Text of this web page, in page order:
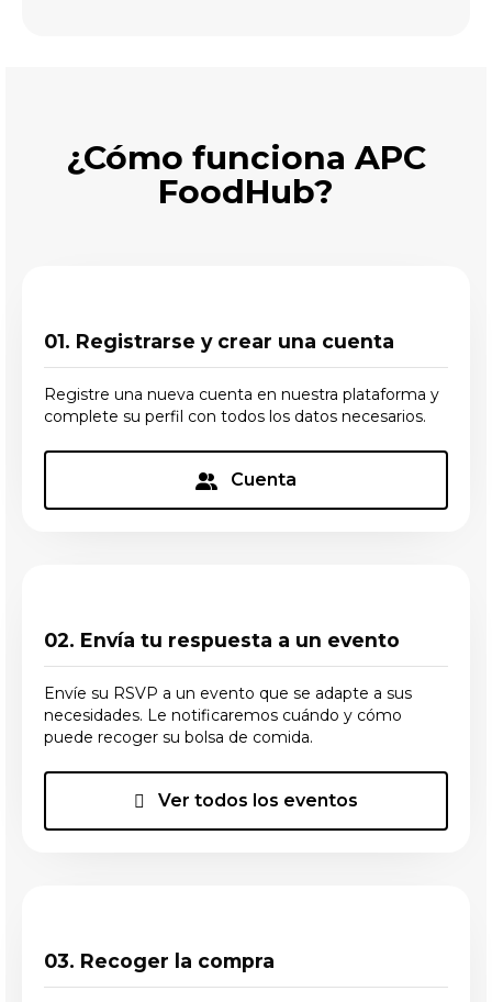
¿Cómo funciona APC
FoodHub?
01. Registrarse y crear una cuenta
Registre una nueva cuenta en nuestra plataforma y
complete su perfil con todos los datos necesarios.
Cuenta
02. Envía tu respuesta a un evento
Envíe su RSVP a un evento que se adapte a sus
necesidades. Le notificaremos cuándo y cómo
puede recoger su bolsa de comida.
Ver todos los eventos
03. Recoger la compra